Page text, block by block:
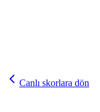
Canlı skorlara dön